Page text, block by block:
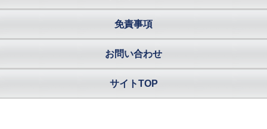
免責事項
お問い合わせ
サイトTOP